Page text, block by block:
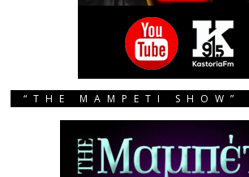
“THE MAMPETI SHOW”